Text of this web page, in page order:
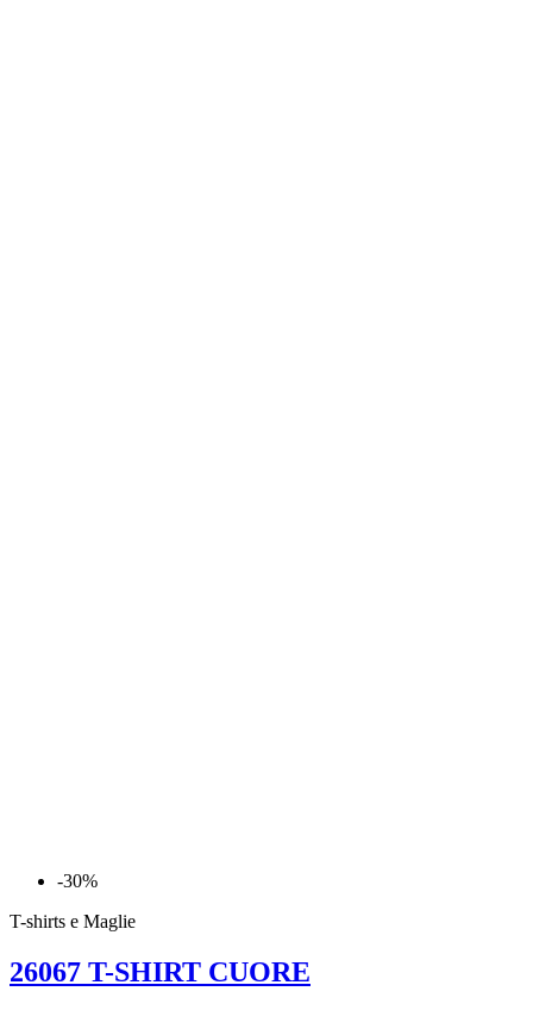
-30%
T-shirts e Maglie
26067 T-SHIRT CUORE